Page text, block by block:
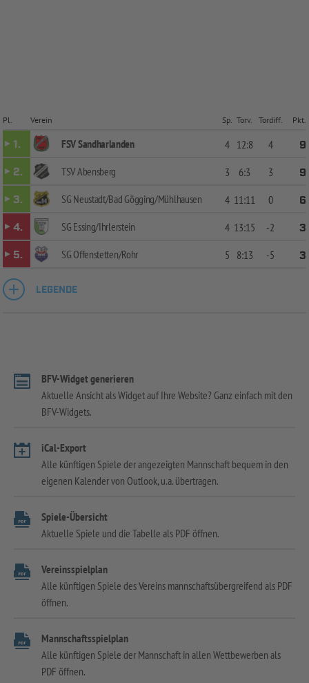
Pl. Verein Sp. Torv. Tordiff. Pkt.
1. FSV Sandharlanden 4 12:8 4
9
2.
TSV Abensberg 3 6:3 3
9
3.
SG Neustadt/Bad Gögging/Mühlhausen 4 11:11 0
6
4.
SG Essing/Ihrlerstein 4 13:15 -2
3
5.
SG Offenstetten/Rohr 5 8:13 -5 3
LEGENDE
BFV-Widget generieren
Aktuelle Ansicht als Widget auf Ihre Website? Ganz einfach mit den
BFV-Widgets.
iCal-Export
Alle künftigen Spiele der angezeigten Mannschaft bequem in den
eigenen Kalender von Outlook, u.a. übertragen.
Spiele-Übersicht
Aktuelle Spiele und die Tabelle als PDF öffnen.
Vereinsspielplan
Alle künftigen Spiele des Vereins mannschaftsübergreifend als PDF
öffnen.
Mannschaftsspielplan
Alle künftigen Spiele der Mannschaft in allen Wettbewerben als
PDF öffnen.